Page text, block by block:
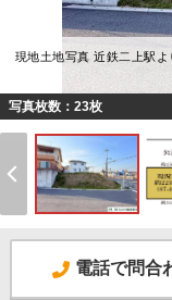
現地土地写真 近鉄二上駅
写真枚数：23枚
電話で問合